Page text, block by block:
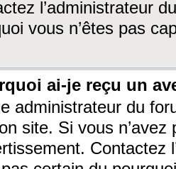
l’administrateur
vous n’êtes pas
ai-je reçu un
administrateur du
site. Si vous
Contactez